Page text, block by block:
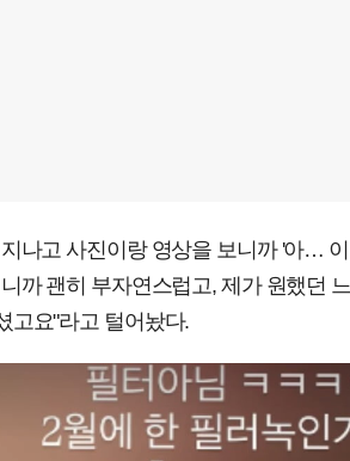
나고 사진이랑 영상을 보니까 '아…
까 괜히 부자연스럽고, 제가 원했던
고요"라고 털어놨다.